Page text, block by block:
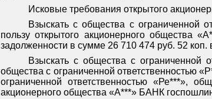
Исковые требования открытого
Взыскать с общества с
пользу открытого акционерного общества
задолженности в сумме 26 710 474 руб. 52 коп.
Взыскать с общества с
общества с ограниченной ответственностью
ограниченной ответственностью «Ре***»,
акционерного общества «А***» БАНК